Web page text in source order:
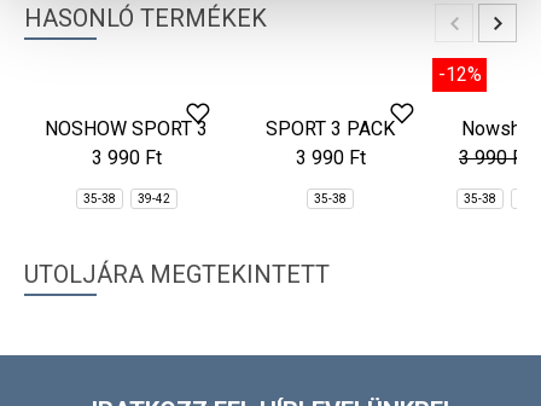
HASONLÓ TERMÉKEK
SPORT 3 PACK
3 990 Ft
35-38
-12%
3 990 Ft
35-38